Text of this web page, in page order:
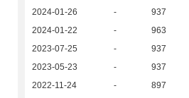
2024-01-26 - 937
2024-01-22
- 963
2023-07-25
- 937
2023-05-23
- 937
2022-11-24
- 897